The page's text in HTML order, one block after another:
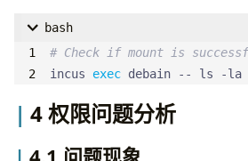
bash
# Check if mount is
incus exec debain -- ls -la /
4 权限问题分析
4.1 问题现象